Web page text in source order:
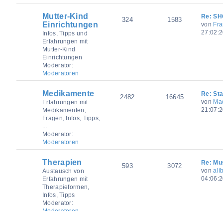
Mutter-Kind
Einrichtungen
Infos, Tipps und
Erfahrungen mit
Mutter-Kind
Einrichtungen
Moderator:
Moderatoren
324 1583
Re:
von
Medikamente
Erfahrungen mit
Medikamenten,
Fragen, Infos, Tipps,
Moderator:
Moderatoren
2482 16645
Re:
von
Therapien
Austausch von
Erfahrungen mit
Therapieformen,
Infos, Tipps
Moderator:
593 3072
Re:
von